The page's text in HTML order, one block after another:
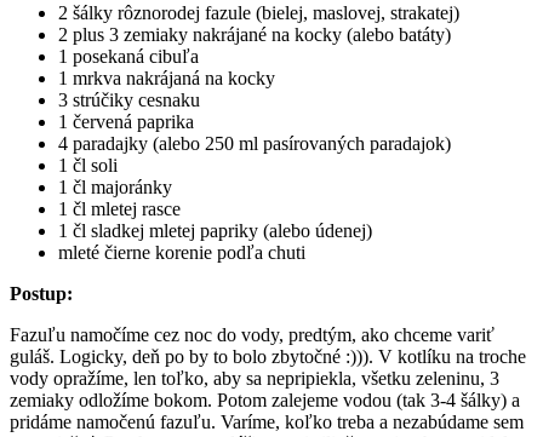
2 šálky rôznorodej fazule (bielej, maslovej, strakatej)
2 plus 3 zemiaky nakrájané na kocky (alebo batáty)
1 posekaná cibuľa
1 mrkva nakrájaná na kocky
3 strúčiky cesnaku
1 červená paprika
4 paradajky (alebo 250 ml pasírovaných paradajok)
1 čl soli
1 čl majoránky
1 čl mletej rasce
1 čl sladkej mletej papriky (alebo údenej)
mleté čierne korenie podľa chuti
Postup:
Fazuľu namočíme cez noc do vody, predtým, ako chceme variť
guláš. Logicky, deň po by to bolo zbytočné :))). V kotlíku na troche
vody opražíme, len toľko, aby sa nepripiekla, všetku zeleninu, 3
zemiaky odložíme bokom. Potom zalejeme vodou (tak 3-4 šálky) a
pridáme namočenú fazuľu. Varíme, koľko treba a nezabúdame sem